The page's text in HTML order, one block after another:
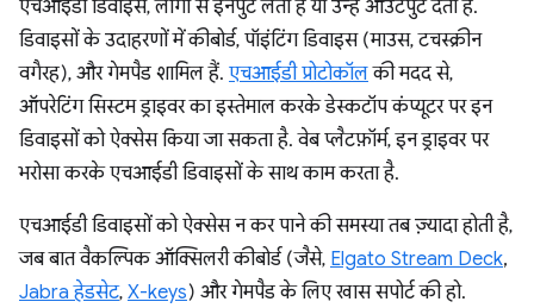
एचआईडी डिवाइस, लोगों से इनपुट लेता है या उन्हें आउटपुट देता है.
डिवाइसों के उदाहरणों में कीबोर्ड, पॉइंटिंग डिवाइस (माउस, टचस्क्रीन
वगैरह), और गेमपैड शामिल हैं. एचआईडी प्रोटोकॉलकी मदद से,
ऑपरेटिंग सिस्टम ड्राइवर का इस्तेमाल करके डेस्कटॉप कंप्यूटर पर इन
डिवाइसों को ऐक्सेस किया जा सकता है. वेब प्लैटफ़ॉर्म, इन ड्राइवर पर
भरोसा करके एचआईडी डिवाइसों के साथ काम करता है.
एचआईडी डिवाइसों को ऐक्सेस न कर पाने की समस्या तब ज़्यादा होती है,
जब बात वैकल्पिक ऑक्सिलरी कीबोर्ड (जैसे, Elgato Stream Deck,
Jabra हेडसेट, X-keys) और गेमपैड के लिए खास सपोर्ट की हो.